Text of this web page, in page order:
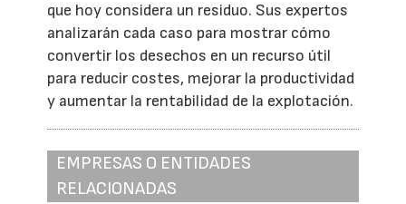
que hoy considera un residuo. Sus expertos
analizarán cada caso para mostrar cómo
convertir los desechos en un recurso útil
para reducir costes, mejorar la productividad
y aumentar la rentabilidad de la explotación.
EMPRESAS O ENTIDADES
RELACIONADAS